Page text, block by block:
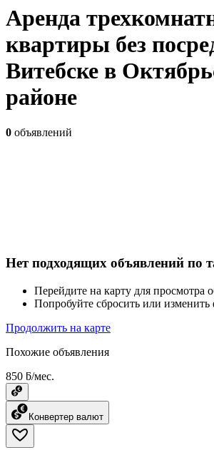
Аренда
квартиры без
Витебске в
районе
0 объявлений
Нет подходящих объявлений по
Перейдите на карту для просмотра
Попробуйте сбросить или изменить
Продолжить на карте
Похожие объявления
850 ƃ/мес.
Конвертер валют